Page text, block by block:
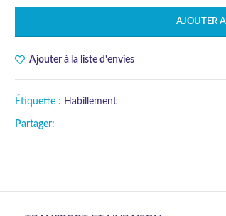
AJOUTER
Ajouter à la liste d'envies
Étiquette : Habillement
Partager: